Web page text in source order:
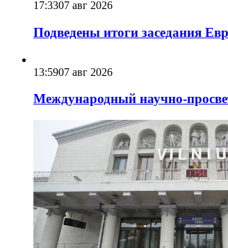
17:3307 авг 2026
Подведены итоги заседания
13:5907 авг 2026
Международный научно-